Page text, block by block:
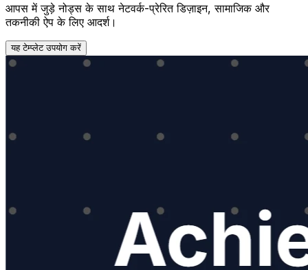
आपस में जुड़े नोड्स के साथ नेटवर्क-प्रेरित डिज़ाइन, सामाजिक और
तकनीकी ऐप के लिए आदर्श।
यह टेम्प्लेट उपयोग करें